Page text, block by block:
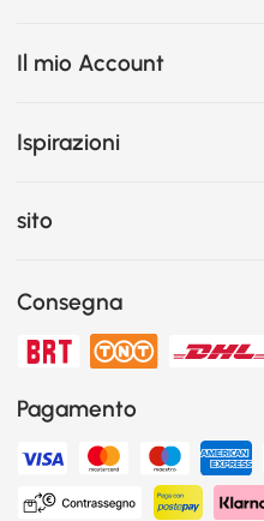
Il mio Account
Ispirazioni
sito
Consegna
Pagamento